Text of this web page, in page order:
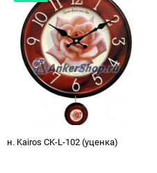
н. Kairos CK-L-102 (уценка)